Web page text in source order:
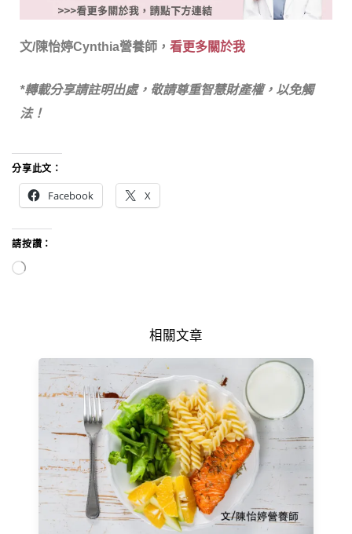
文/陳怡婷Cynthia營養師， 看更多關於我
*轉載分享請註明出處，敬請尊重智慧財產權，以免觸
法！
分享此文：
Facebook X
請按讚：
相關文章